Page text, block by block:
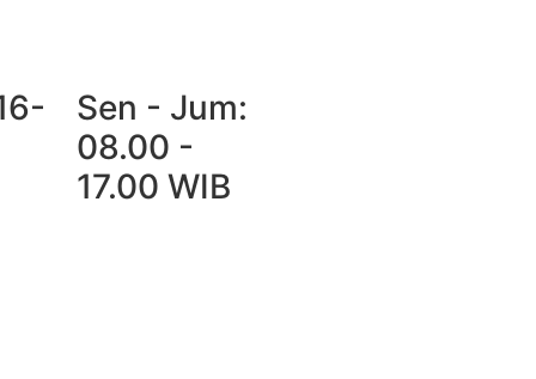
Sen - Jum:
08.00 -
17.00 WIB